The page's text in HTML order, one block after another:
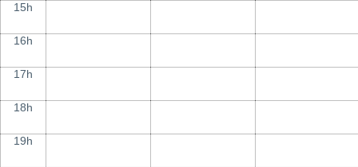
15h
16h
17h
18h
19h